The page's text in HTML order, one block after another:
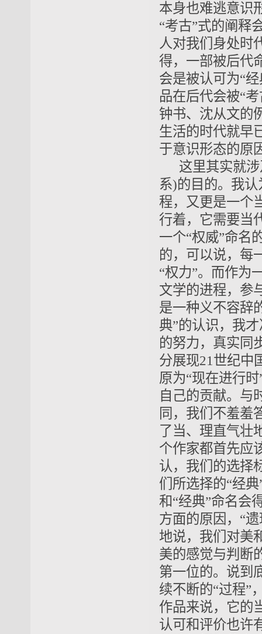
本身也难逃意识
“考古”式的阐释
人对我们身处时
得，一部被后代
会是被认可为“
品在后代会被“
钟书、沈从文的
生活的时代就早
于意识形态的原
这里其实就
系)的目的。我
程，又更是一个
行着，它需要当
一个“权威”命名
的，可以说，每
“权力”。而作为
文学的进程，参
是一种义不容辞
典”的认识，我
的努力，真实同
分展现21世纪中
原为“现在进行
自己的贡献。与
同，我们不羞羞
了当、理直气壮
个作家都首先应
认，我们的选择
们所选择的“经
和“经典”命名会
方面的原因，“
地说，我们对美
美的感觉与判断
第一位的。说到
续不断的“过程”
作品来说，它的
认可和评价也许